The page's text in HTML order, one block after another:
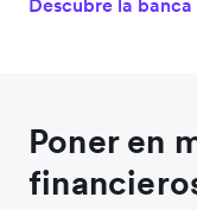
Descubre la
Poner en